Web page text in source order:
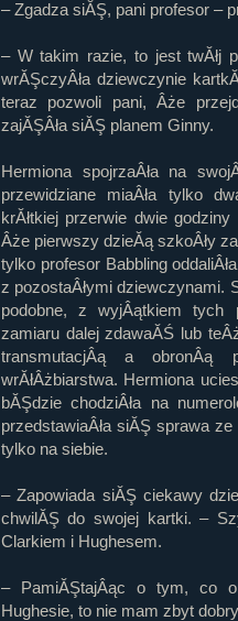
– Zgadza siĂŞ, pani profesor –
– W takim razie, to jest twĂłj
wrĂŞczyÂła dziewczynie
teraz pozwoli pani, Âże
zajĂŞÂła siĂŞ planem Ginny.
Hermiona spojrzaÂła na
przewidziane miaÂła tylko
krĂłtkiej przerwie dwie
Âże pierwszy dzieĂą szkoÂły
tylko profesor Babbling
z pozostaÂłymi dziewczynami.
podobne, z wyjÂątkiem tych
zamiaru dalej zdawaĂŚ lub
transmutacjÂą a obronÂą
wrĂłÂżbiarstwa. Hermiona
bĂŞdzie chodziÂła na
przedstawiaÂła siĂŞ sprawa
tylko na siebie.
– Zapowiada siĂŞ ciekawy
chwilĂŞ do swojej kartki. –
Clarkiem i Hughesem.
– PamiĂŞtajÂąc o tym, co
Hughesie, to nie mam zbyt